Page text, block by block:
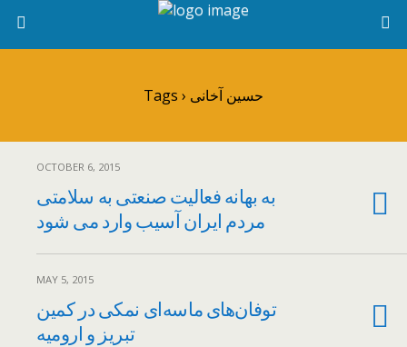
Tags › حسین آخانی
OCTOBER 6, 2015
به بهانه فعالیت صنعتی به سلامتی
مردم ایران آسیب وارد می شود
MAY 5, 2015
توفان‌های ماسه‌ای نمکی در کمین
تبریز و ارومیه